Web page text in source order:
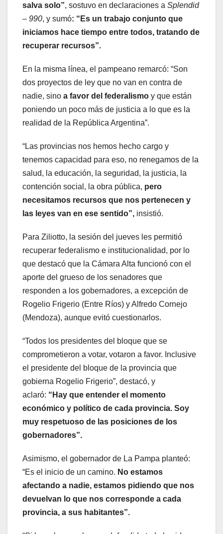
salva solo”, sostuvo en declaraciones a Splendid
– 990, y sumó: “Es un trabajo conjunto que
iniciamos hace tiempo entre todos, tratando de
recuperar recursos”.
En la misma línea, el pampeano remarcó: “Son
dos proyectos de ley que no van en contra de
nadie, sino a favor del federalismo y que están
poniendo un poco más de justicia a lo que es la
realidad de la República Argentina”.
“Las provincias nos hemos hecho cargo y
tenemos capacidad para eso, no renegamos de la
salud, la educación, la seguridad, la justicia, la
contención social, la obra pública, pero
necesitamos recursos que nos pertenecen y
las leyes van en ese sentido”, insistió.
Para Ziliotto, la sesión del jueves les permitió
recuperar federalismo e institucionalidad, por lo
que destacó que la Cámara Alta funcionó con el
aporte del grueso de los senadores que
responden a los gobernadores, a excepción de
Rogelio Frigerio (Entre Ríos) y Alfredo Cornejo
(Mendoza), aunque evitó cuestionarlos.
“Todos los presidentes del bloque que se
comprometieron a votar, votaron a favor. Inclusive
el presidente del bloque de la provincia que
gobierna Rogelio Frigerio”, destacó, y
aclaró: “Hay que entender el momento
económico y político de cada provincia. Soy
muy respetuoso de las posiciones de los
gobernadores”.
Asimismo, el gobernador de La Pampa planteó:
“Es el inicio de un camino. No estamos
afectando a nadie, estamos pidiendo que nos
devuelvan lo que nos corresponde a cada
provincia, a sus habitantes”.